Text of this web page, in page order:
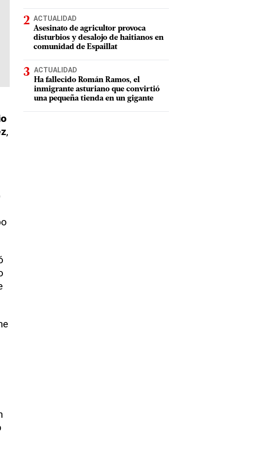
,
ACTUALIDAD
Asesinato de agricultor provoca
disturbios y desalojo de haitianos en
comunidad de Espaillat
ACTUALIDAD
Ha fallecido Román Ramos, el
inmigrante asturiano que convirtió
una pequeña tienda en un gigante